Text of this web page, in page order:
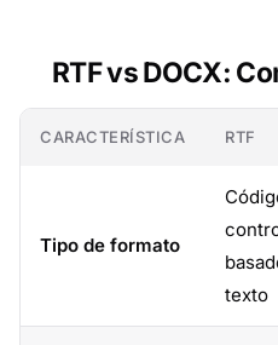
RTF vs DOCX:
CARACTERÍSTICA RTF
Tipo de formato
texto